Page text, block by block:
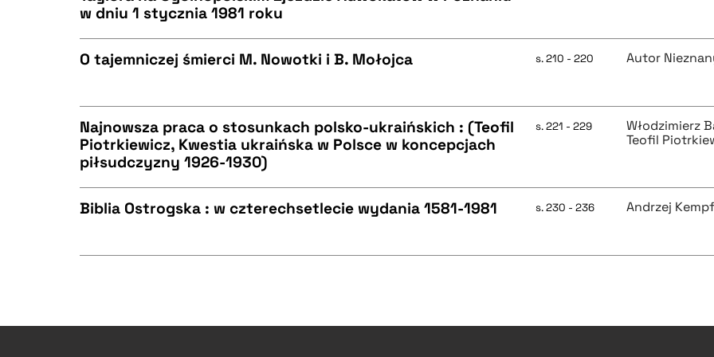
BIBTEX
CZYSTY TEKST
BIBTEX
w dniu 1 stycznia 1981 roku
BIBTEX
O tajemniczej śmierci M. Nowotki i B. Mołojca s. 210 - 220 Autor
CZYSTY TEKST
BIBTEX
Najnowsza praca o stosunkach polsko-ukraińskich : (Teofil
Piotrkiewicz, Kwestia ukraińska w Polsce w koncepcjach
piłsudczyzny 1926-1930)
s. 221 - 229
Włodzimierz
Teofil
Biblia Ostrogska : w czterechsetlecie wydania 1581-1981 s. 230 - 236 Andrzej